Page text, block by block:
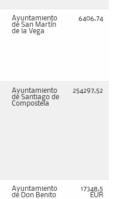
Ayuntamiento
de San Martín
de la Vega
6406,74
Ayuntamiento
de Santiago de
Compostela
254297,52
Ayuntamiento
de Don Benito
17348,5
EUR